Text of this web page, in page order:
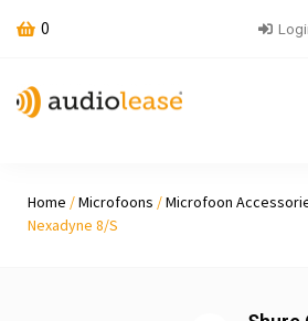
0
Home /Microfoons /Microfoon
Nexadyne 8/S